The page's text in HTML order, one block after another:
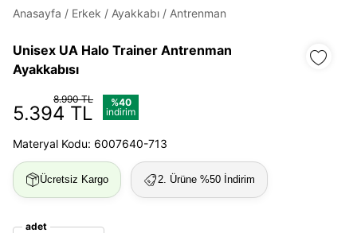
Anasayfa / Erkek / Ayakkabı / Antrenman
Unisex UA Halo Trainer Antrenman
Ayakkabısı
8.990 TL
5.394 TL
%40
indirim
Materyal Kodu: 6007640-713
Ücretsiz Kargo 2. Ürüne %50 İndirim
adet
Kolay iade ve değişim.
E-posta